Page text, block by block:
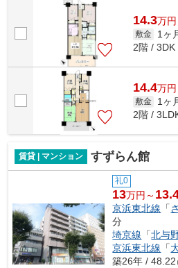
14.3万円
敷金 1ヶ
2階 / 3DK
14.4万円
敷金 1ヶ
2階 /
賃貸 | マンション すずらん館
礼0
13万円～
京浜東北線 「
分
埼京線 「北与
京浜東北線 「
築26年 / 48.22